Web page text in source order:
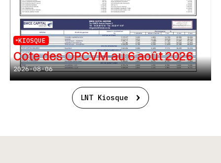
KIOSQUE
Cote des OPCVM au 6 août 2026
2026-08-06
LNT Kiosque